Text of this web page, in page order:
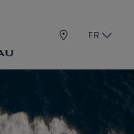
FR